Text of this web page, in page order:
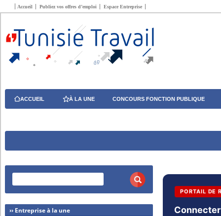
Accueil Publiez vos offres d’emploi Espace Entreprise
ACCUEIL À LA UNE CONCOURS FONCTION PUBLIQUE
PORTAIL DE
›› Entreprise à la une